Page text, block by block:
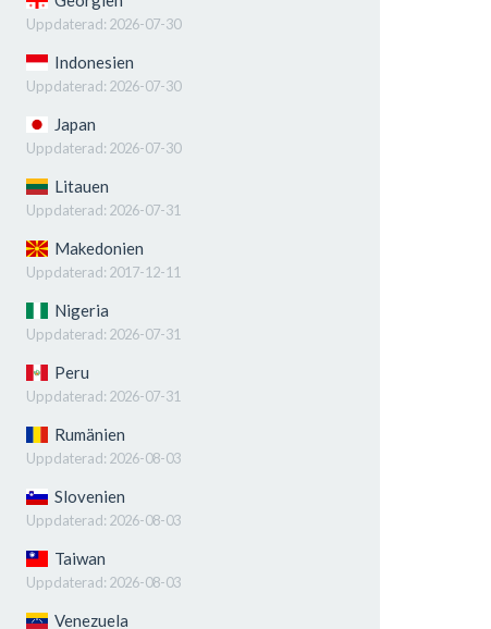
Uppdaterad: 2026-07-30
Indonesien
Uppdaterad: 2026-07-30
Japan
Uppdaterad: 2026-07-30
Litauen
Uppdaterad: 2026-07-31
Makedonien
Uppdaterad: 2017-12-11
Nigeria
Uppdaterad: 2026-07-31
Peru
Uppdaterad: 2026-07-31
Rumänien
Uppdaterad: 2026-08-03
Slovenien
Uppdaterad: 2026-08-03
Taiwan
Uppdaterad: 2026-08-03
Venezuela